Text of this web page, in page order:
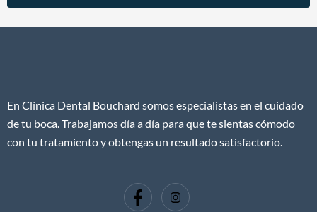
En Clínica Dental Bouchard somos especialistas en el cuidado
de tu boca. Trabajamos día a día para que te sientas cómodo
con tu tratamiento y obtengas un resultado satisfactorio.